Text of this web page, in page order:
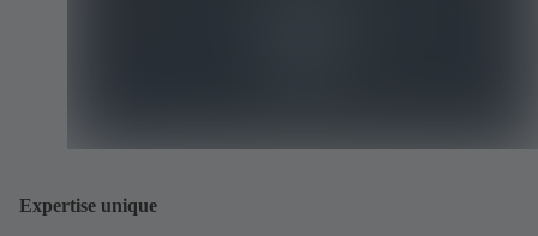
Expertise unique